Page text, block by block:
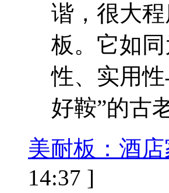
谐，很大
板。它如
性、实用
好鞍”的古
美耐板：酒
14:37 ]